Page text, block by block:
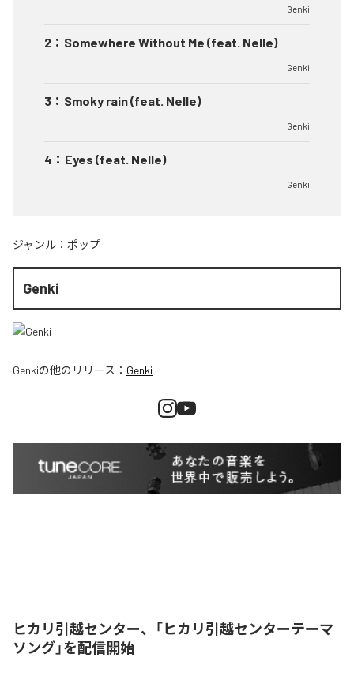
Genki
2 ： Somewhere Without Me (feat. Nelle)
Genki
3 ： Smoky rain (feat. Nelle)
Genki
4 ： Eyes (feat. Nelle)
Genki
ジャンル： ポップ
Genki
Genkiの他のリリース： Genki
ヒカリ引越センター、「ヒカリ引越センターテーマ
ソング」を配信開始